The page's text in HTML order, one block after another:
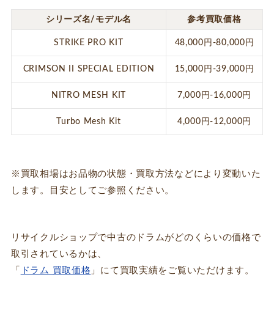
シリーズ名/モデル名 参考買取価格
STRIKE PRO KIT 48,000円-80,000円
CRIMSON II SPECIAL EDITION 15,000円-39,000円
NITRO MESH KIT 7,000円-16,000円
Turbo Mesh Kit 4,000円-12,000円
※買取相場はお品物の状態・買取方法などにより変動いた
します。目安としてご参照ください。
リサイクルショップで中古のドラムがどのくらいの価格で
取引されているかは、
「
ドラム 買取価格 」にて買取実績をご覧いただけます。